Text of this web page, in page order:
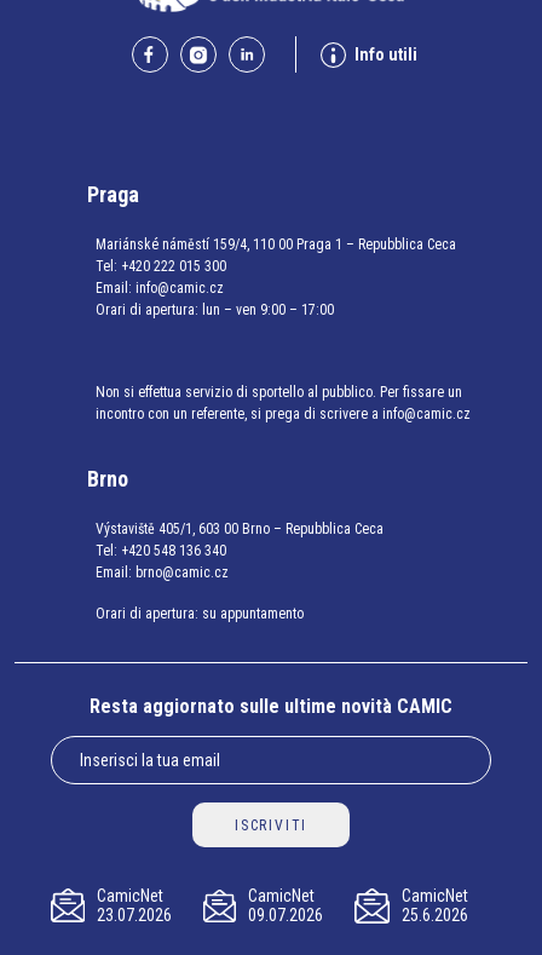
Info utili
Praga
Mariánské náměstí 159/4, 110 00 Praga 1 – Repubblica Ceca
Tel: +420 222 015 300
Email: info@camic.cz
Orari di apertura: lun – ven 9:00 – 17:00
Non si effettua servizio di sportello al pubblico. Per fissare un
incontro con un referente, si prega di scrivere a info@camic.cz
Brno
Výstaviště 405/1, 603 00 Brno – Repubblica Ceca
Tel: +420 548 136 340
Email: brno@camic.cz
Orari di apertura: su appuntamento
Resta aggiornato sulle ultime novità CAMIC
ISCRIVITI
CamicNet
23.07.2026
CamicNet
09.07.2026
CamicNet
25.6.2026